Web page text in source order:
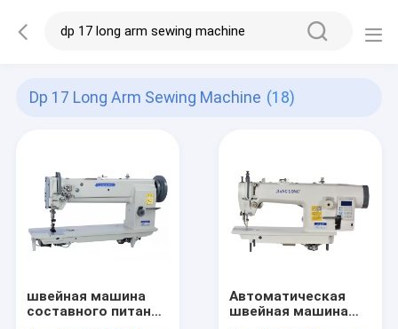
Dp 17 Long Arm Sewing Machine (18)
швейная машина
составного питания
Автоматическая
швейная машина